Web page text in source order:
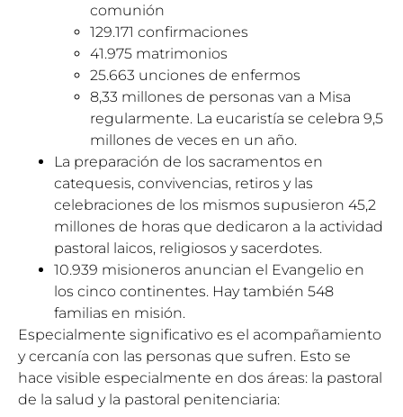
comunión
129.171 confirmaciones
41.975 matrimonios
25.663 unciones de enfermos
8,33 millones de personas van a Misa
regularmente. La eucaristía se celebra 9,5
millones de veces en un año.
La preparación de los sacramentos en
catequesis, convivencias, retiros y las
celebraciones de los mismos supusieron 45,2
millones de horas que dedicaron a la actividad
pastoral laicos, religiosos y sacerdotes.
10.939 misioneros anuncian el Evangelio en
los cinco continentes. Hay también 548
familias en misión.
Especialmente significativo es el acompañamiento
y cercanía con las personas que sufren. Esto se
hace visible especialmente en dos áreas: la pastoral
de la salud y la pastoral penitenciaria: